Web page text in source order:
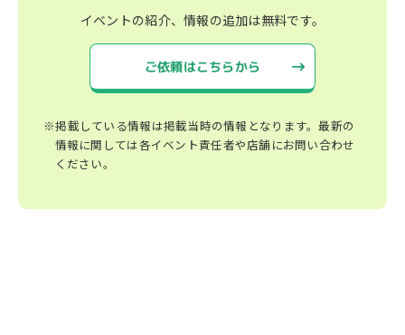
イベントの紹介、情報の追加は無料です。
ご依頼はこちらから
※掲載している情報は掲載当時の情報となります。最新の
情報に関しては各イベント責任者や店舗にお問い合わせ
ください。